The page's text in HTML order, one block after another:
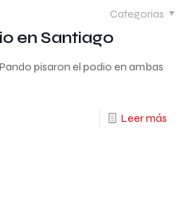
Categorias
en Santiago
pisaron el podio en ambas
Leer más